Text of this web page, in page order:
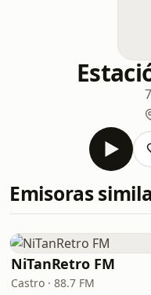
Emisoras
NiTanRetro FM
Castro · 88.7 FM